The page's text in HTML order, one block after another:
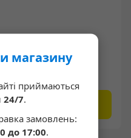
review
магазину
приймаються
24/7.
замовлень:
до 17:00.